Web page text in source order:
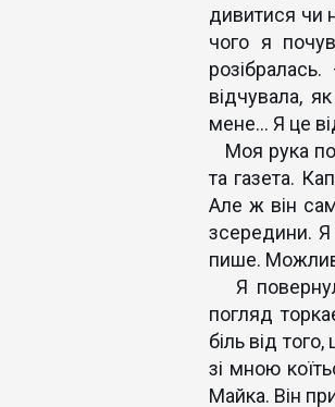
дивитися чи
чого я
відчувала,
мене… Я це
Моя рука
та газета.
Але ж він
зсередини. Я
пише.
Я
погляд
біль від
зі мною
Майка. Він